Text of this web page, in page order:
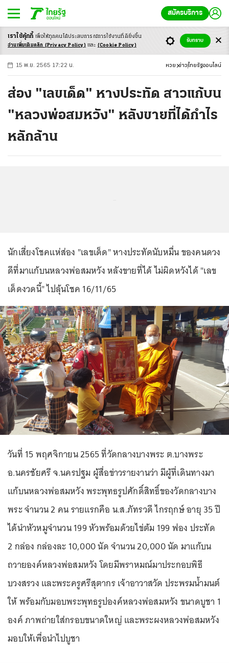
สมัครบริการ
-ก ก ก+
15 พ.ย. 2565 17:22 น. หวย ข่าว ไทยรัฐออนไลน์
ส่อง "เลขเด็ด" หางประทัด สาวแก้บน
"หลวงพ่อสมหวัง" หลังขายที่ได้กำไร
หลักล้าน
นักเสี่ยงโชคแห่ส่อง "เลขเด็ด" หางประทัดนับหมื่น ของคนดวง
ดีที่มาแก้บนหลวงพ่อสมหวัง หลังขายที่ได้ ไม่ผิดหวังได้ "เลข
เด็ดงวดนี้" ไปลุ้นโชค 16/11/65
วันที่ 15 พฤศจิกายน 2565 ที่วัดกลางบางพระ ต.บางพระ
อ.นครชัยศรี จ.นครปฐม ผู้สื่อข่าวรายงานว่า มีผู้ที่เดินทางมา
แก้บนหลวงพ่อสมหวัง พระพุทธรูปศักดิ์สิทธิ์ของวัดกลางบาง
พระ จำนวน 2 คน รายแรกคือ น.ส.ภัทรวดี ไกรฤกษ์ อายุ 35 ปี
ได้นำหัวหมูจำนวน 199 หัวพร้อมด้วยไข่ต้ม 199 ฟอง ประทัด
2 กล่อง กล่องละ 10,000 นัด จำนวน 20,000 นัด มาแก้บน
ถวายองค์หลวงพ่อสมหวัง โดยมีพราหมณ์มาประกอบพิธี
บวงสรวง และพระครูศรีสุตากร เจ้าอาวาสวัด ประพรมน้ำมนต์
ให้ พร้อมกับมอบพระพุทธรูปองค์หลวงพ่อสมหวัง ขนาดบูชา 1
องค์ ภาพถ่ายใส่กรอบขนาดใหญ่ และพระผงหลวงพ่อสมหวัง
มอบให้เพื่อนำไปบูชา
เราใช้คุ้กกี้ เพื่อให้ทุกคนได้ประสบการณ์การใช้งานที่ดียิ่งขึ้น
อ่านเพิ่มเติมคลิก (Privacy Policy) และ (Cookie Policy)
รับทราบ